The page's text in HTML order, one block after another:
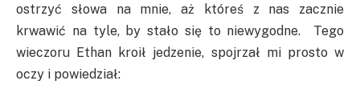
ostrzyć słowa na mnie, aż któreś z nas zacznie
krwawić na tyle, by stało się to niewygodne. Tego
wieczoru Ethan kroił jedzenie, spojrzał mi prosto w
oczy i powiedział: